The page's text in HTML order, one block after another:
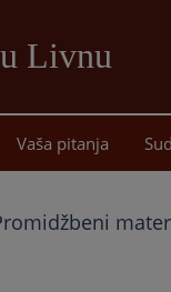
Livnu
Vaša pitanja